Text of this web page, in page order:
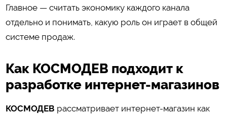
Главное — считать экономику каждого канала
отдельно и понимать, какую роль он играет в общей
системе продаж.
Как КОСМОДЕВ подходит к
разработке интернет-магазинов
КОСМОДЕВ рассматривает интернет-магазин как